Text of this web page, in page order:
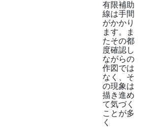
有限補助
線は手間
がかかり
ます。ま
たその都
度確認し
ながらの
作図では
なく、そ
の現象は
描き進め
て気づく
ことが多
く